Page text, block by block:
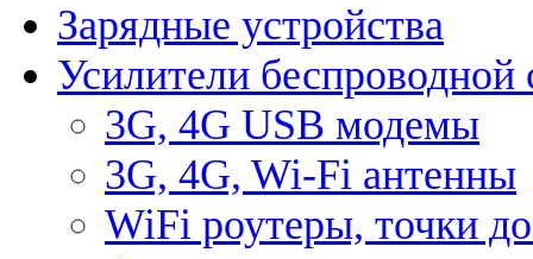
Зарядные устройства
Усилители беспроводной
3G, 4G USB модемы
3G, 4G, Wi-Fi антенны
WiFi роутеры, точки